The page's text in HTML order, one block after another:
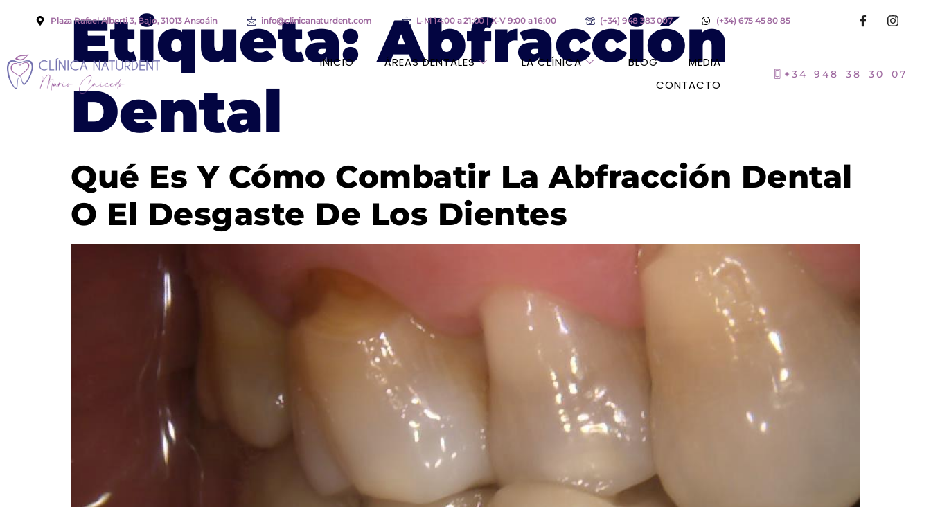
Plaza Rafael Alberti 3, Bajo, 31013 Ansoáin info@clinicanaturdent.com L-M 14:00 a 21:00 | X-V 9:00 a 16:00 (+34) 948 383 007 (+34) 675 45 80 85
INICIO ÁREAS DENTALES LA CLÍNICA BLOG
MEDIA
CONTACTO
+34 948 38 30 07
Etiqueta:Abfracción
Dental
Qué Es Y Cómo Combatir La Abfracción Dental
O El Desgaste De Los Dientes